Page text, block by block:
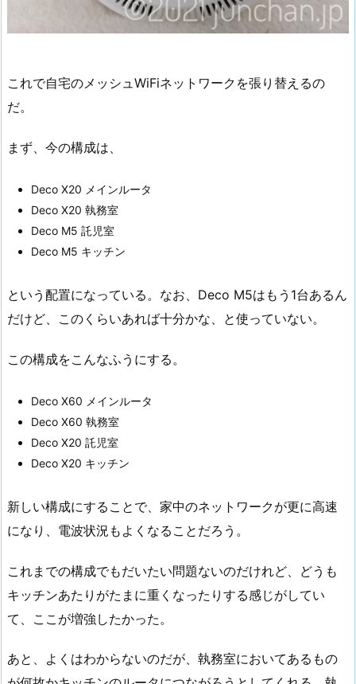
これで自宅のメッシュWiFiネットワークを張り替えるの
だ。
まず、今の構成は、
Deco X20 メインルータ
Deco X20 執務室
Deco M5 託児室
Deco M5 キッチン
という配置になっている。なお、Deco M5はもう1台あるん
だけど、このくらいあれば十分かな、と使っていない。
この構成をこんなふうにする。
Deco X60 メインルータ
Deco X60 執務室
Deco X20 託児室
Deco X20 キッチン
新しい構成にすることで、家中のネットワークが更に高速
になり、電波状況もよくなることだろう。
これまでの構成でもだいたい問題ないのだけれど、どうも
キッチンあたりがたまに重くなったりする感じがしてい
て、ここが増強したかった。
あと、よくはわからないのだが、執務室においてあるもの